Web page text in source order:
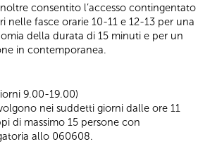
consentito l’accesso contingentato
nelle fasce orarie 10-11 e 12-13 per una
della durata di 15 minuti e per un
in contemporanea.
9.00-19.00)
nei suddetti giorni dalle ore 11
di massimo 15 persone con
allo 060608.